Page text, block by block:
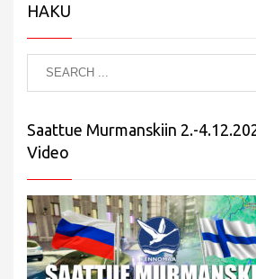
HAKU
Saattue Murmanskiin 2.-
Video